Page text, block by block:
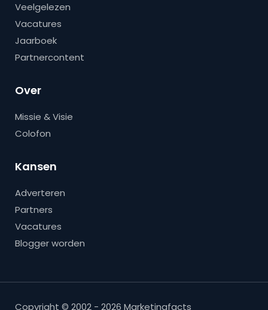
Veelgelezen
Vacatures
Jaarboek
Partnercontent
Over
Missie & Visie
Colofon
Kansen
Adverteren
Partners
Vacatures
Blogger worden
Copyright © 2002 - 2026 Marketingfacts